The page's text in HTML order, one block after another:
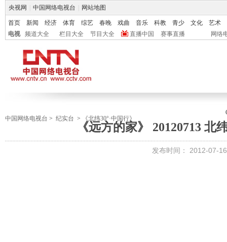
央视网 中国网络电视台 网站地图
首页 新闻 经济 体育 综艺 春晚 戏曲 音乐 科教 青少 文化
艺术
电视
频道大全 栏目大全 节目大全 直播中国 赛事直播 网络
中国网络电视台 > 纪实台 > 《北纬30°·中国行》
《远方的家》 20120713 北
发布时间： 2012-07-